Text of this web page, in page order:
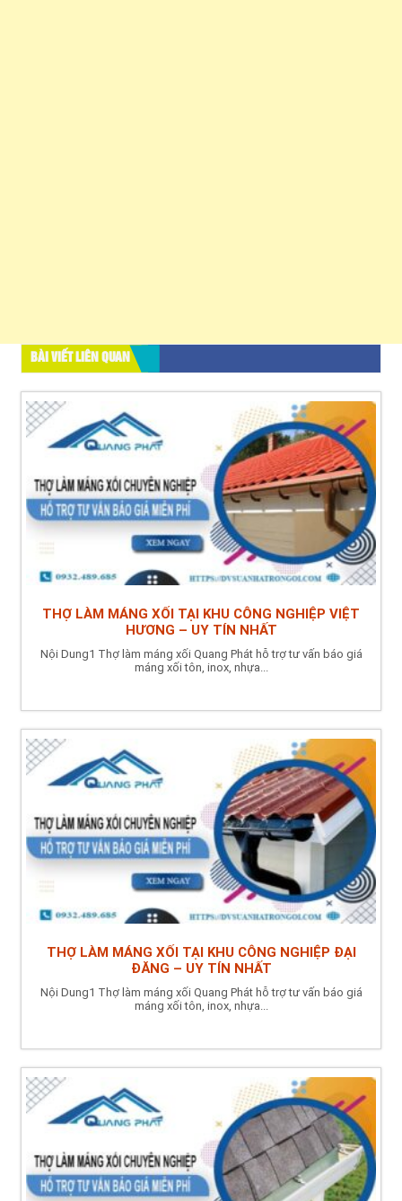
BÀI VIẾT LIÊN QUAN
THỢ LÀM MÁNG XỐI TẠI KHU CÔNG NGHIỆP VIỆT
HƯƠNG – UY TÍN NHẤT
Nội Dung1 Thợ làm máng xối Quang Phát hỗ trợ tư vấn báo giá
máng xối tôn, inox, nhựa...
THỢ LÀM MÁNG XỐI TẠI KHU CÔNG NGHIỆP ĐẠI
ĐĂNG – UY TÍN NHẤT
Nội Dung1 Thợ làm máng xối Quang Phát hỗ trợ tư vấn báo giá
máng xối tôn, inox, nhựa...